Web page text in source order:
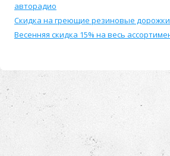
авторадио
Скидка на греющие резиновые
Весенняя скидка 15% на весь